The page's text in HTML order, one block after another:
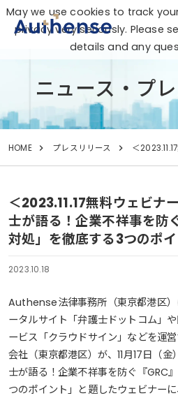
ニュース・プ
HOME プレスリリース ＜
＜2023.11.17無料ウェビナ
士が語る！企業不祥事を防
対処」を徹底する3つのポ
2023.10.18
Authense法律事務所（東京都港区
ータルサイト「弁護士ドットコム」
ービス「クラウドサイン」などを運
会社（東京都港区）が、11月17日（
士が語る！企業不祥事を防ぐ『GRC
つのポイント」と題したウェビナー
May we use cookies to track
privacy very seriously. Please
details and any